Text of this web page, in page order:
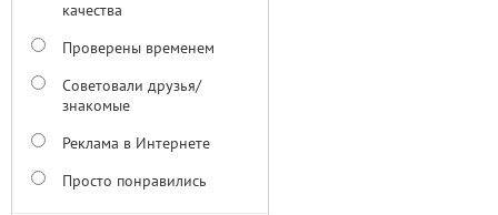
качества
Проверены временем
Советовали друзья/
знакомые
Реклама в Интернете
Просто понравились